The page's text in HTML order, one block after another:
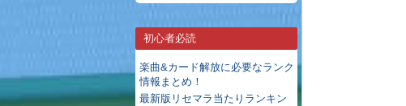
初心者必読
楽曲&カード解放に必要なランク
情報まとめ！
最新版リセマラ当たりランキン